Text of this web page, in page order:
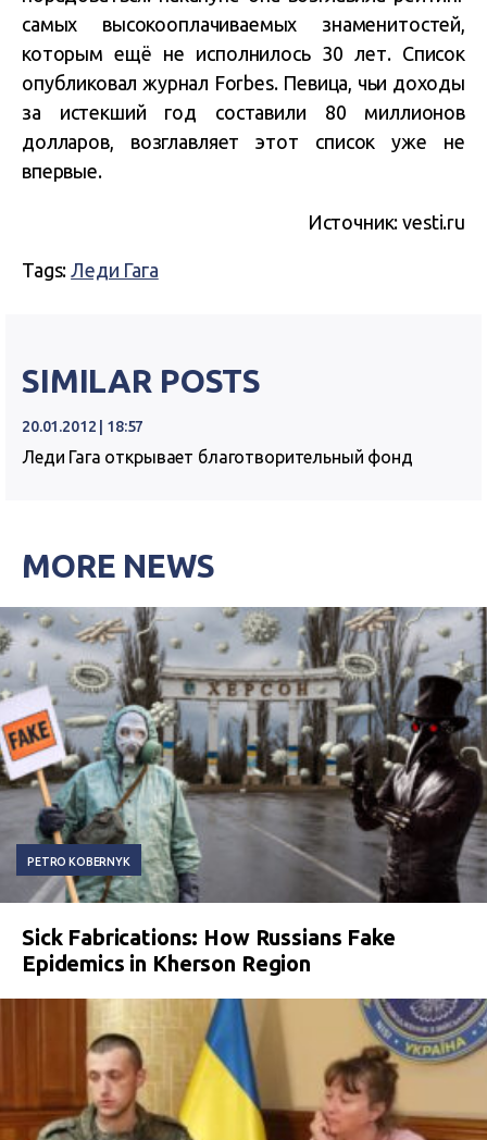
самых высокооплачиваемых знаменитостей,
которым ещё не исполнилось 30 лет. Список
опубликовал журнал Forbes. Певица, чьи доходы
за истекший год составили 80 миллионов
долларов, возглавляет этот список уже не
впервые.
Источник: vesti.ru
Tags:Леди Гага
SIMILAR POSTS
20.01.2012 | 18:57
Леди Гага открывает благотворительный фонд
MORE NEWS
PETRO KOBERNYK
Sick Fabrications: How Russians Fake
Epidemics in Kherson Region